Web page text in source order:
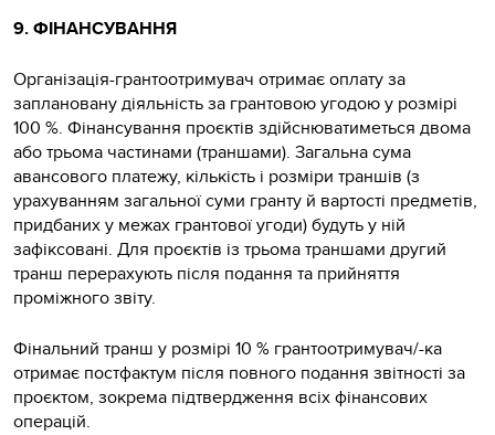
9. ФІНАНСУВАННЯ
Організація-грантоотримувач отримає оплату за
заплановану діяльність за грантовою угодою у розмірі
100 %. Фінансування проєктів здійснюватиметься двома
або трьома частинами (траншами). Загальна сума
авансового платежу, кількість і розміри траншів (з
урахуванням загальної суми гранту й вартості предметів,
придбаних у межах грантової угоди) будуть у ній
зафіксовані. Для проєктів із трьома траншами другий
транш перерахують після подання та прийняття
проміжного звіту.
Фінальний транш у розмірі 10 % грантоотримувач/-ка
отримає постфактум після повного подання звітності за
проєктом, зокрема підтвердження всіх фінансових
операцій.